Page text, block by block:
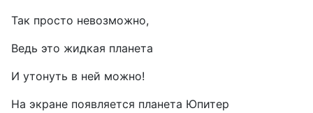
Так просто невозможно,
Ведь это жидкая планета
И утонуть в ней можно!
На экране появляется планета Юпитер